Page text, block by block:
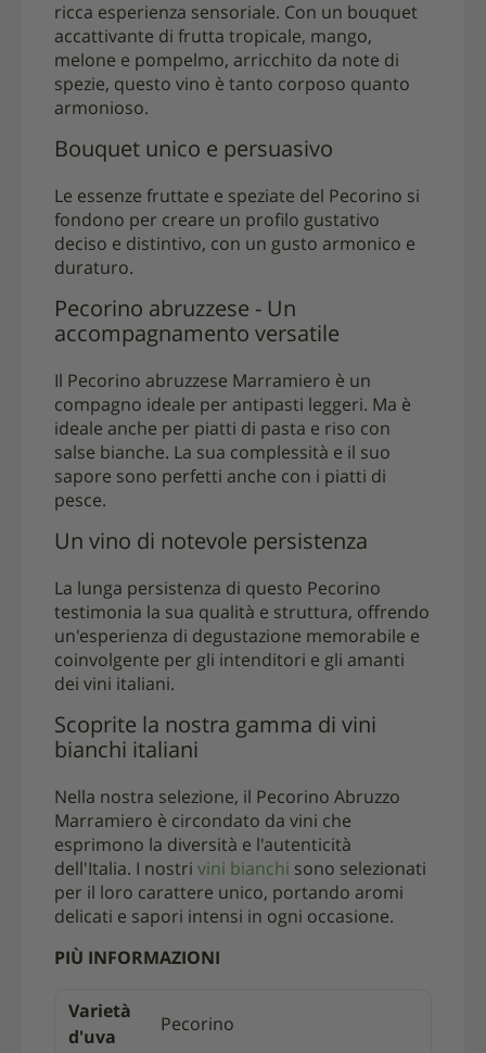
ricca esperienza sensoriale. Con un bouquet
accattivante di frutta tropicale, mango,
melone e pompelmo, arricchito da note di
spezie, questo vino è tanto corposo quanto
armonioso.
Bouquet unico e persuasivo
Le essenze fruttate e speziate del Pecorino si
fondono per creare un profilo gustativo
deciso e distintivo, con un gusto armonico e
duraturo.
Pecorino abruzzese - Un
accompagnamento versatile
Il Pecorino abruzzese Marramiero è un
compagno ideale per antipasti leggeri. Ma è
ideale anche per piatti di pasta e riso con
salse bianche. La sua complessità e il suo
sapore sono perfetti anche con i piatti di
pesce.
Un vino di notevole persistenza
La lunga persistenza di questo Pecorino
testimonia la sua qualità e struttura, offrendo
un'esperienza di degustazione memorabile e
coinvolgente per gli intenditori e gli amanti
dei vini italiani.
Scoprite la nostra gamma di vini
bianchi italiani
Nella nostra selezione, il Pecorino Abruzzo
Marramiero è circondato da vini che
esprimono la diversità e l'autenticità
dell'Italia. I nostri vini bianchi sono selezionati
per il loro carattere unico, portando aromi
delicati e sapori intensi in ogni occasione.
PIÙ INFORMAZIONI
Varietà
d'uva
Pecorino